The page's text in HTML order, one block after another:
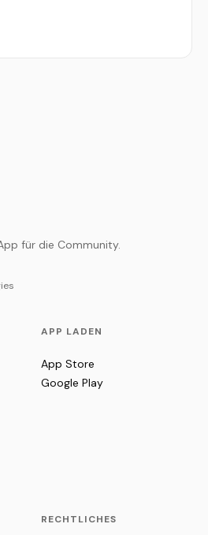
für die Community.
APP LADEN
App Store
Google Play
RECHTLICHES